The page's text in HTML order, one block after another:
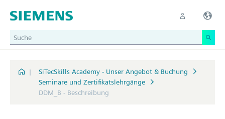
|
SiTecSkills Academy - Unser Angebot & Buchung
Seminare und Zertifikatslehrgänge
DDM_B - Beschreibung